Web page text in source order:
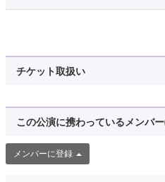
チケット取扱い
この公演に携わっているメンバー
メンバーに登録